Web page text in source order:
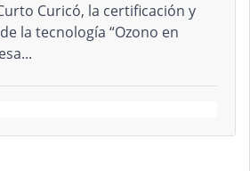
Curicó, la certificación y
la tecnología “Ozono en